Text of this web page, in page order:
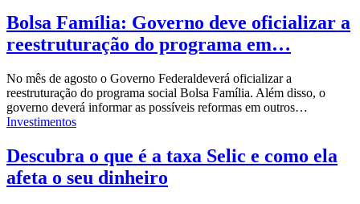
Bolsa Família: Governo deve oficializar a
reestruturação do programa em…
No mês de agosto o Governo Federaldeverá oficializar a
reestruturação do programa social Bolsa Família. Além disso, o
governo deverá informar as possíveis reformas em outros…
Investimentos
Descubra o que é a taxa Selic e como ela
afeta o seu dinheiro